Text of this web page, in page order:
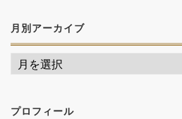
月別アーカイブ
プロフィール